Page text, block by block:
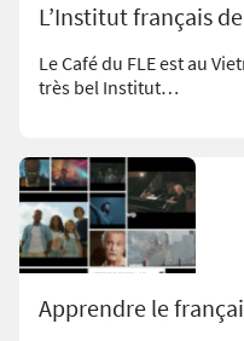
L’Institut français
Le Café du FLE est au
très bel Institut…
Apprendre le